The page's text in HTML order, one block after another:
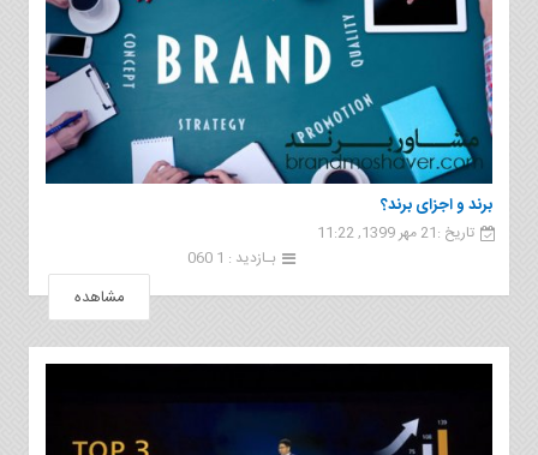
برند و اجزای برند؟
تاریخ :21 مهر 1399, 11:22
بـازدید : 1 060
مشاهده